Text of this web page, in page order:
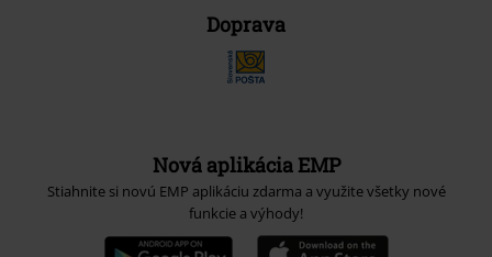
Doprava
Nová aplikácia EMP
Stiahnite si novú EMP aplikáciu zdarma a využite všetky nové
funkcie a výhody!